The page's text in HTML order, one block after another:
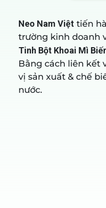
Neo Nam Việt tiến
trường kinh doanh
Tinh Bột Khoai Mì
Bằng cách liên kết
vị sản xuất & chế
nước.